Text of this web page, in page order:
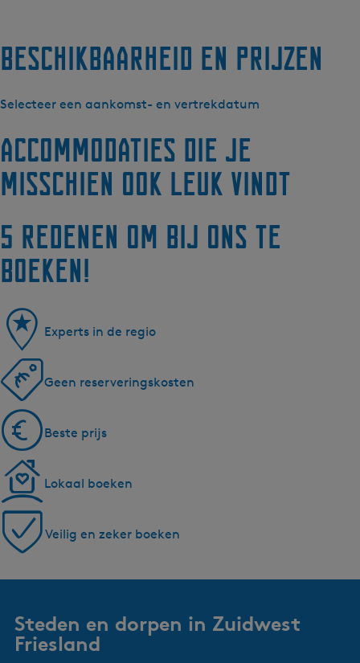
Beschikbaarheid en prijzen
Selecteer een aankomst- en vertrekdatum
Accommodaties die je
misschien ook leuk vindt
5 redenen om bij ons te
boeken!
Experts in de regio
Geen reserveringskosten
Beste prijs
Lokaal boeken
Veilig en zeker boeken
Steden en dorpen in Zuidwest
Friesland